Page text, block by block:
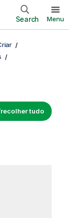
Search Menu
tudo